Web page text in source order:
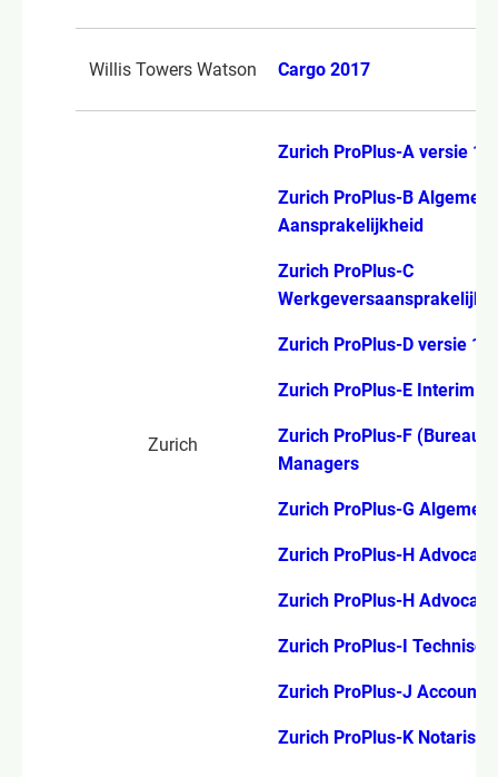
Willis Towers Watson Cargo 2017
Zurich
Zurich ProPlus-A versie 1.1
Zurich ProPlus-B
Aansprakelijkheid
Zurich ProPlus-C
Zurich ProPlus-D versie 1.1
Zurich ProPlus-E Interim
Zurich ProPlus-F
Managers
Zurich ProPlus-G
Zurich ProPlus-H
Zurich ProPlus-H
Zurich ProPlus-I
Zurich ProPlus-J
Zurich ProPlus-K